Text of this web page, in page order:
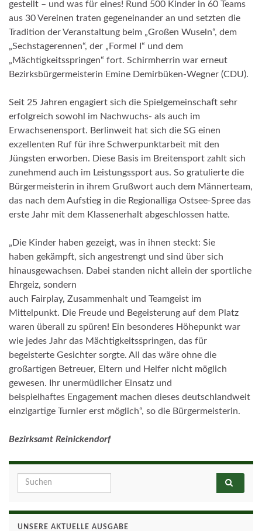
gestellt – und was für eines! Rund 500 Kinder in 60 Teams
aus 30 Vereinen traten gegeneinander an und setzten die
Tradition der Veranstaltung beim „Großen Wuseln“, dem
„Sechstagerennen“, der „Formel I“ und dem
„Mächtigkeitsspringen“ fort. Schirmherrin war erneut
Bezirksbürgermeisterin Emine Demirbüken-Wegner (CDU).
Seit 25 Jahren engagiert sich die Spielgemeinschaft sehr
erfolgreich sowohl im Nachwuchs- als auch im
Erwachsenensport. Berlinweit hat sich die SG einen
exzellenten Ruf für ihre Schwerpunktarbeit mit den
Jüngsten erworben. Diese Basis im Breitensport zahlt sich
zunehmend auch im Leistungssport aus. So gratulierte die
Bürgermeisterin in ihrem Grußwort auch dem Männerteam,
das nach dem Aufstieg in die Regionalliga Ostsee-Spree das
erste Jahr mit dem Klassenerhalt abgeschlossen hatte.
„Die Kinder haben gezeigt, was in ihnen steckt: Sie
haben gekämpft, sich angestrengt und sind über sich
hinausgewachsen. Dabei standen nicht allein der sportliche
Ehrgeiz, sondern
auch Fairplay, Zusammenhalt und Teamgeist im
Mittelpunkt. Die Freude und Begeisterung auf dem Platz
waren überall zu spüren! Ein besonderes Höhepunkt war
wie jedes Jahr das Mächtigkeitsspringen, das für
begeisterte Gesichter sorgte. All das wäre ohne die
großartigen Betreuer, Eltern und Helfer nicht möglich
gewesen. Ihr unermüdlicher Einsatz und
beispielhaftes Engagement machen dieses deutschlandweit
einzigartige Turnier erst möglich“, so die Bürgermeisterin.
Bezirksamt Reinickendorf
Search for:
UNSERE AKTUELLE AUSGABE